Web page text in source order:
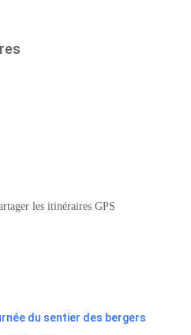
les itinéraires GPS
du sentier des bergers